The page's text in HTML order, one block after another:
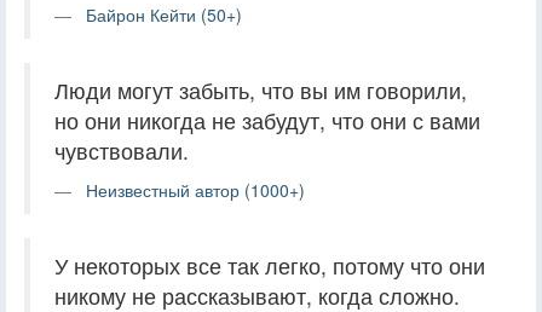
Байрон Кейти (50+)
Люди могут забыть, что вы им говорили,
но они никогда не забудут, что они с вами
чувствовали.
Неизвестный автор (1000+)
У некоторых все так легко, потому что они
никому не рассказывают, когда сложно.